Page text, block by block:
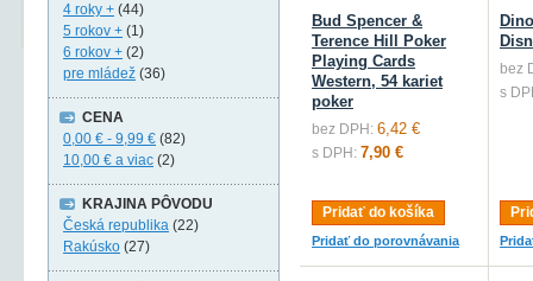
Bud Spencer &
Terence Hill Poker
Playing Cards
Western, 54 kariet
poker
bez DPH: 6,42 €
s DPH: 7,90 €
Pridať do košíka
Pridať do porovnávania
bez
s
4 roky + (44)
5 rokov + (1)
6 rokov + (2)
pre mládež (36)
CENA
0,00 € - 9,99 € (82)
10,00 € a viac (2)
KRAJINA PÔVODU
Česká republika (22)
Rakúsko (27)